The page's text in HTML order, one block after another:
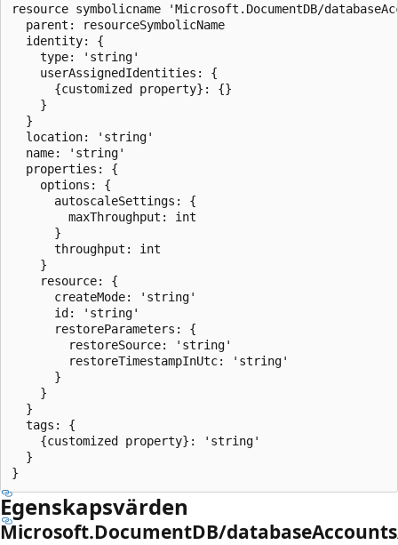
resource symbolicname 'Microsoft.DocumentDB/
  parent: resourceSymbolicName
  identity: {
    type: 'string'
    userAssignedIdentities: {
      {customized property}: {}
    }
  }
  location: 'string'
  name: 'string'
  properties: {
    options: {
      autoscaleSettings: {
        maxThroughput: int
      }
      throughput: int
    }
    resource: {
      createMode: 'string'
      id: 'string'
      restoreParameters: {
        restoreSource: 'string'
        restoreTimestampInUtc: 'string'
      }
    }
  }
  tags: {
    {customized property}: 'string'
  }
Egenskapsvärden
Microsoft.DocumentDB/